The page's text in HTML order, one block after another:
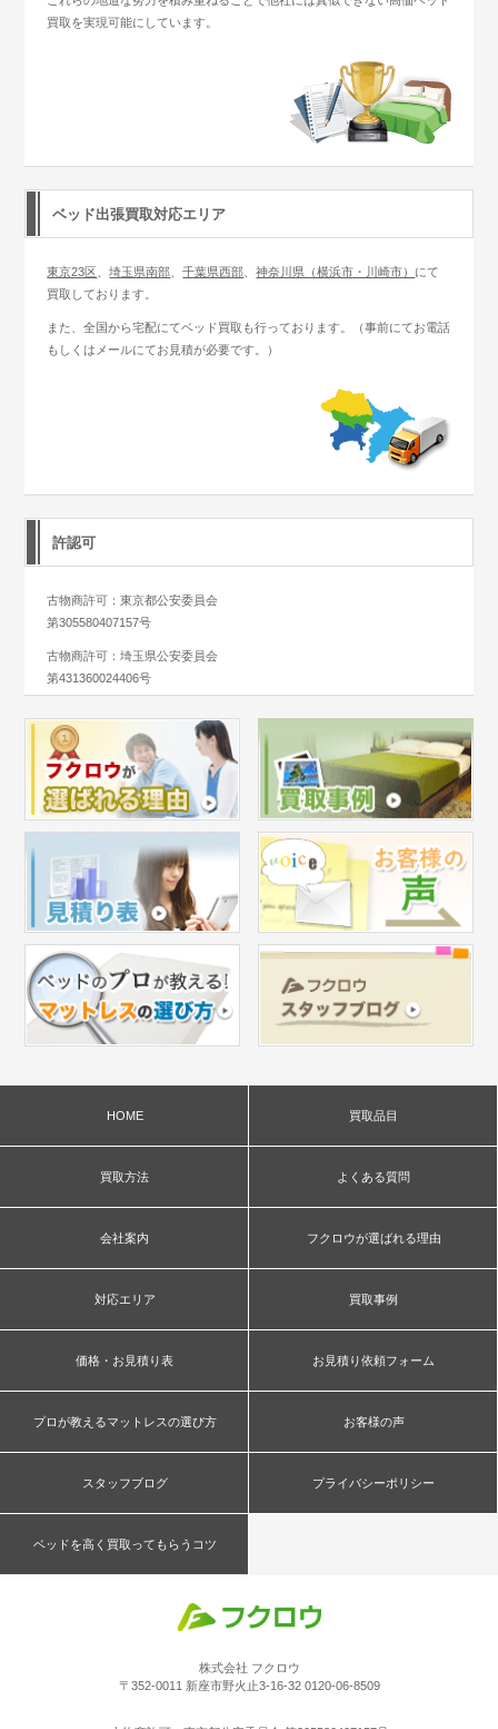
買取を実現可能にしています。
ベッド出張買取対応エリア
東京23区 、埼玉県南部 、千葉県西部 、神奈川県（横浜市・川崎市） にて
買取しております。
また、全国から宅配にてベッド買取も行っております。（事前にてお電話
もしくはメールにてお見積が必要です。）
許認可
古物商許可：東京都公安委員会
第305580407157号
古物商許可：埼玉県公安委員会
第431360024406号
HOME 買取品目
買取方法 よくある質問
会社案内 フクロウが選ばれる理由
対応エリア 買取事例
価格・お見積り表 お見積り依頼フォーム
プロが教えるマットレスの選び方 お客様の声
スタッフブログ プライバシーポリシー
ベッドを高く買取ってもらうコツ
株式会社 フクロウ
〒352-0011 新座市野火止3-16-32 0120-06-8509